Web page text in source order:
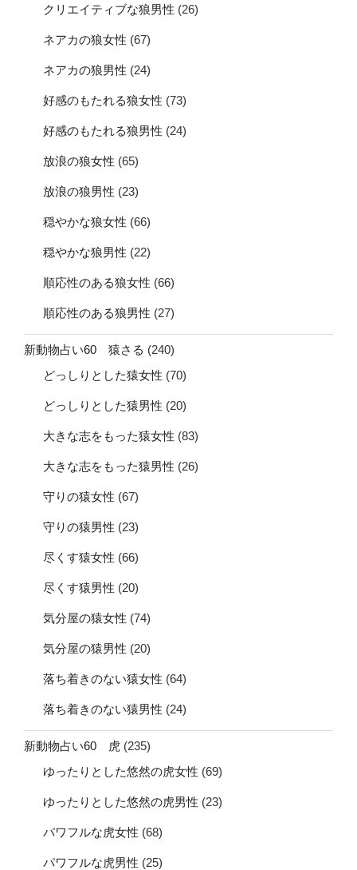
クリエイティブな狼男性 (26)
ネアカの狼女性 (67)
ネアカの狼男性 (24)
好感のもたれる狼女性 (73)
好感のもたれる狼男性 (24)
放浪の狼女性 (65)
放浪の狼男性 (23)
穏やかな狼女性 (66)
穏やかな狼男性 (22)
順応性のある狼女性 (66)
順応性のある狼男性 (27)
新動物占い60 猿さる (240)
どっしりとした猿女性 (70)
どっしりとした猿男性 (20)
大きな志をもった猿女性 (83)
大きな志をもった猿男性 (26)
守りの猿女性 (67)
守りの猿男性 (23)
尽くす猿女性 (66)
尽くす猿男性 (20)
気分屋の猿女性 (74)
気分屋の猿男性 (20)
落ち着きのない猿女性 (64)
落ち着きのない猿男性 (24)
新動物占い60 虎 (235)
ゆったりとした悠然の虎女性 (69)
ゆったりとした悠然の虎男性 (23)
パワフルな虎女性 (68)
パワフルな虎男性 (25)